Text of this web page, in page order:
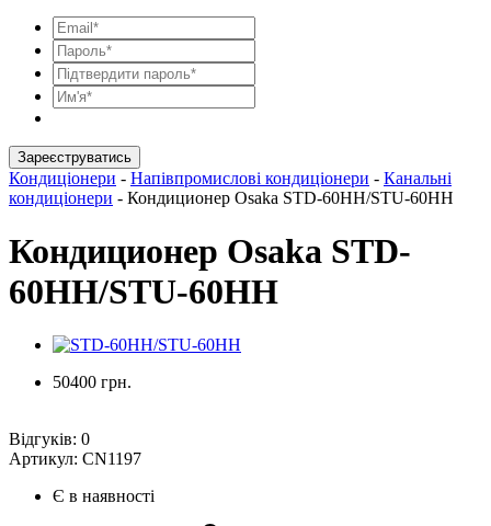
Зареєструватись
Кондиціонери - Напівпромислові кондиціонери - Канальні
кондиціонери - Кондиционер Osaka STD-60HH/STU-60HH
Кондиционер Osaka STD-
60HH/STU-60HH
50400 грн.
Відгуків: 0
Артикул: CN1197
Є в наявності